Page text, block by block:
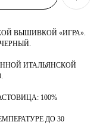
ВЫШИВКОЙ «ИГРА».
ИТАЛЬЯНСКОЙ
100%
ДО 30